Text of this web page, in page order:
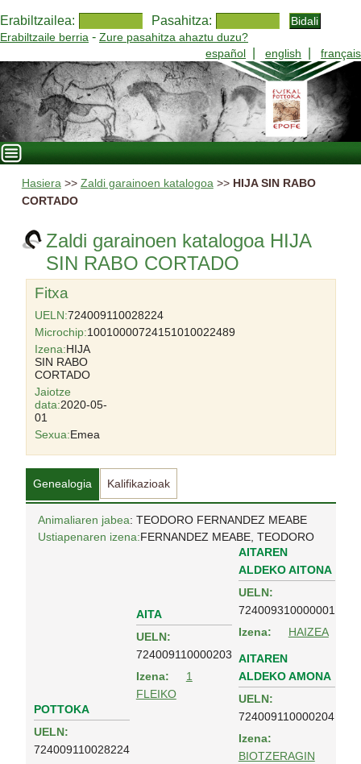
Erabiltzailea: Pasahitza:
Erabiltzaile berria - Zure pasahitza ahaztu duzu?
español
english français
Hasiera>> Zaldi garainoen katalogoa>> HIJA SIN RABO
CORTADO
Zaldi garainoen katalogoa HIJA
SIN RABO CORTADO
Fitxa
UELN:724009110028224
Microchip:10010000724151010022489
Izena:HIJA
SIN RABO
CORTADO
Jaiotze
data:2020-05-
01
Sexua:Emea
Genealogia Kalifikazioak
Animaliaren jabea: TEODORO FERNANDEZ MEABE
Ustiapenaren izena:FERNANDEZ MEABE, TEODORO
POTTOKA
UELN:
724009110028224
AITA
UELN:
724009110000203
Izena:
1
FLEIKO
AITAREN
ALDEKO AITONA
UELN:
724009310000001
Izena:
HAIZEA
AITAREN
ALDEKO AMONA
UELN:
724009110000204
Izena:
BIOTZERAGIN